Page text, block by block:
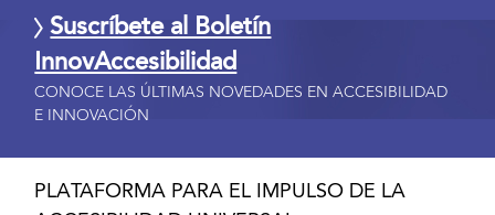
Suscríbete al Boletín
InnovAccesibilidad
CONOCE LAS ÚLTIMAS NOVEDADES EN ACCESIBILIDAD
E INNOVACIÓN
PLATAFORMA PARA EL IMPULSO DE LA